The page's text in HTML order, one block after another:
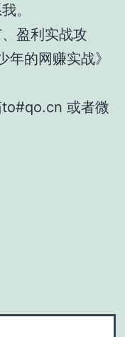
。
盈利实战攻
的网赚实战》
to#qo.cn 或者微